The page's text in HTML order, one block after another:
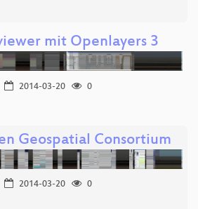
mit Openlayers 3
2014-03-20
0
Geospatial Consortium
2014-03-20
0